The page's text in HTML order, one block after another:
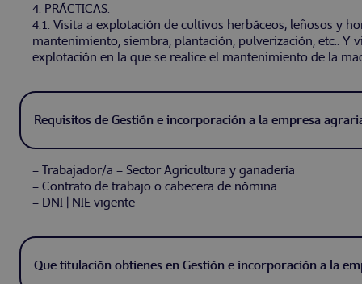
4. PRÁCTICAS.
4.1. Visita a explotación de cultivos herbáceos, leñosos y
mantenimiento, siembra, plantación, pulverización, etc.. Y
explotación en la que se realice el mantenimiento de la
Requisitos de Gestión e incorporación a la empresa
– Trabajador/a – Sector Agricultura y ganadería
– Contrato de trabajo o cabecera de nómina
– DNI | NIE vigente
Que titulación obtienes en Gestión e incorporación a la